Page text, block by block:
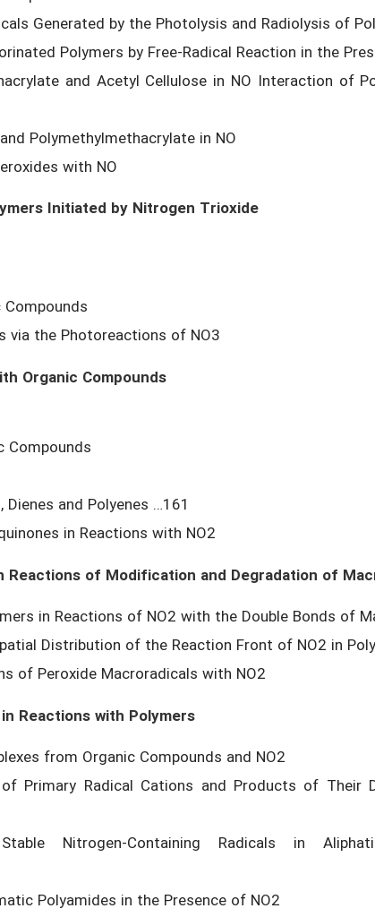
Generated by the Photolysis and Radiolysis of
Polymers by Free-Radical Reaction in the
and Acetyl Cellulose in NO Interaction of
Polymethylmethacrylate in NO
with NO
Initiated by Nitrogen Trioxide
via the Photoreactions of NO3
Organic Compounds
Compounds
and Polyenes …161
in Reactions with NO2
Reactions of Modification and Degradation of
in Reactions of NO2 with the Double Bonds of
Distribution of the Reaction Front of NO2 in
of Peroxide Macroradicals with NO2
Reactions with Polymers
from Organic Compounds and NO2
Primary Radical Cations and Products of Their
Nitrogen-Containing Radicals in
Polyamides in the Presence of NO2